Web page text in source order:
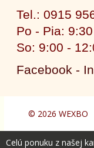
Tel.: 0915
Po - Pia:
So: 9:00 -
Facebook -
© 2026
Celú ponuku z našej